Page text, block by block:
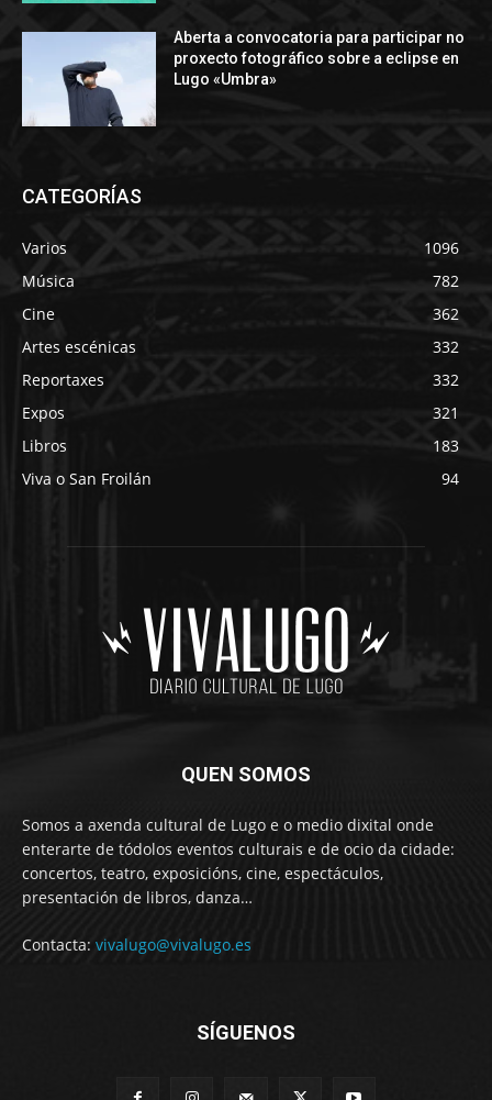
Aberta a convocatoria para participar no
proxecto fotográfico sobre a eclipse en
Lugo «Umbra»
CATEGORÍAS
Varios
1096
Música
782
Cine
362
Artes escénicas
332
Reportaxes
332
Expos
321
Libros
183
Viva o San Froilán
94
QUEN SOMOS
Somos a axenda cultural de Lugo e o medio dixital onde
enterarte de tódolos eventos culturais e de ocio da cidade:
concertos, teatro, exposicións, cine, espectáculos,
presentación de libros, danza…
Contacta: vivalugo@vivalugo.es
SÍGUENOS